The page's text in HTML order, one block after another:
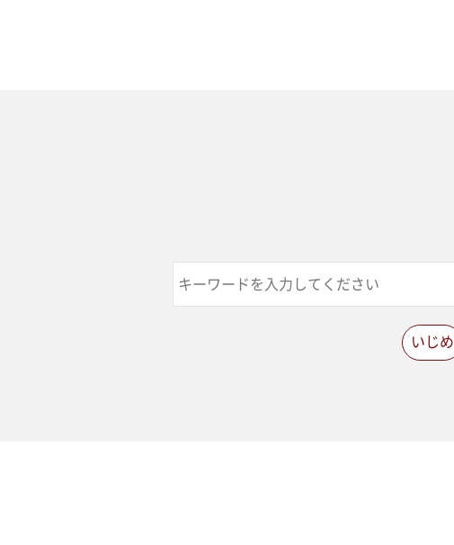
いじめ